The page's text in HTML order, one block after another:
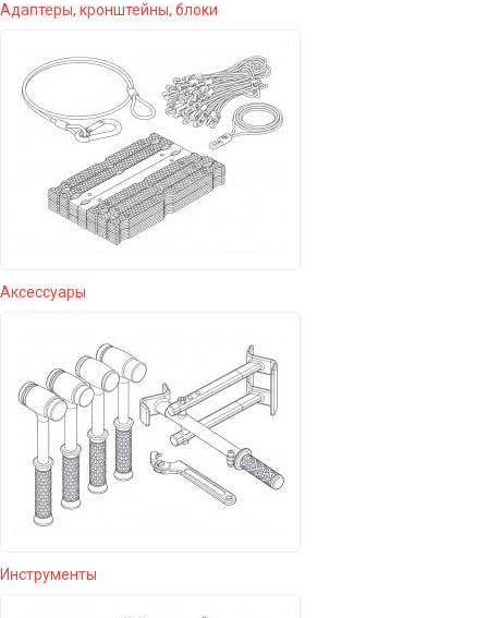
Адаптеры, кронштейны, блоки
Аксессуары
Инструменты